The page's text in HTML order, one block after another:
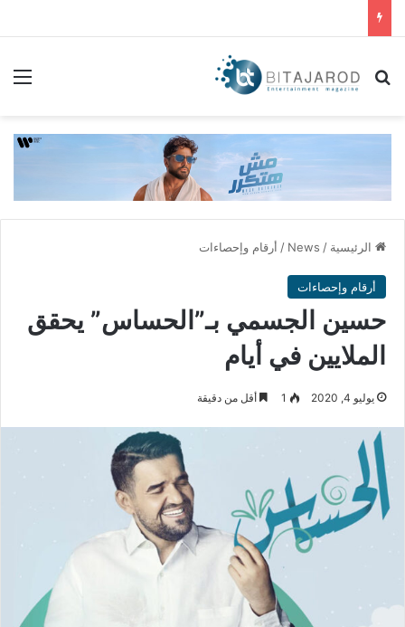
بحث عن
الرئيسية /
News
/ أرقام وإحصاءات
أرقام وإحصاءات
حسين الجسمي بـ”الحساس” يحقق
الملايين في أيام
يوليو 4, 2020 1 أقل من دقيقة